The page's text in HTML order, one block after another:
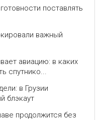
поставлять
важный
авиацию: в каких
спутнико...
в Грузии
блэкаут
продолжится без